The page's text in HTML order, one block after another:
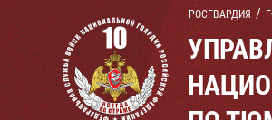
РОСГВАРДИЯ